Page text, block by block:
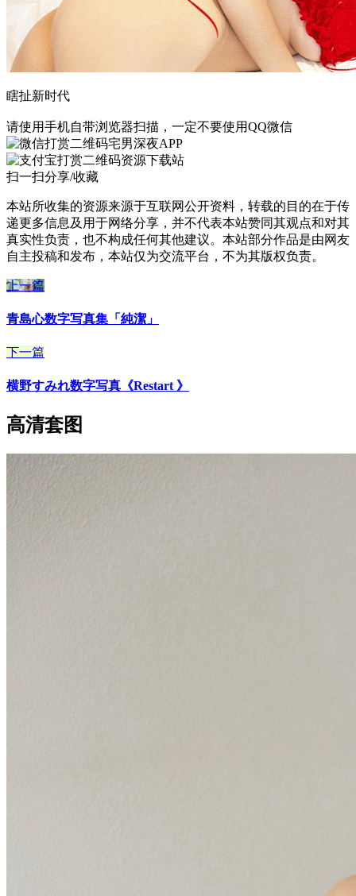
瞎扯新时代
请使用手机自带浏览器扫描，一定不要使用QQ微信
宅男深夜APP
资源下载站
扫一扫分享/收藏
本站所收集的资源来源于互联网公开资料，转载的目的在于传
递更多信息及用于网络分享，并不代表本站赞同其观点和对其
真实性负责，也不构成任何其他建议。本站部分作品是由网友
自主投稿和发布，本站仅为交流平台，不为其版权负责。
上一篇
青島心数字写真集「純潔」
下一篇
横野すみれ数字写真《Restart 》
高清套图